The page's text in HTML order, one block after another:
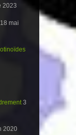
2023
18 mai
3
2020